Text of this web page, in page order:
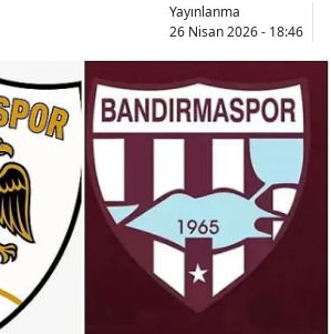
Yayınlanma
26 Nisan 2026 - 18:46